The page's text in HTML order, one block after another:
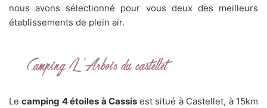
nous avons sélectionné pour vous deux des meilleurs
établissements de plein air.
Camping L’Arbois du castellet
Lecamping 4 étoiles à Cassis est situé à Castellet, à 15km